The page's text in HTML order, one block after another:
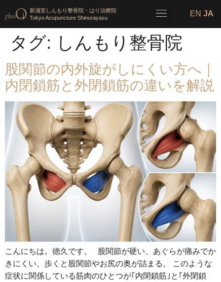
新浦安しんもり整骨院・はり治療院
Tokyo Acupuncture Shinurayasu
タグ: しんもり整骨院
股関節の内外旋がしにくい方へ｜
内閉鎖筋と外閉鎖筋の違いを解説
こんにちは。徳久です。 股関節が硬い、あぐらが痛みでか
きにくい、歩くと股関節やお尻の奥が詰まる。 このような
症状に関係している筋肉のひとつが｢内閉鎖筋｣と｢外閉鎖
EN JA